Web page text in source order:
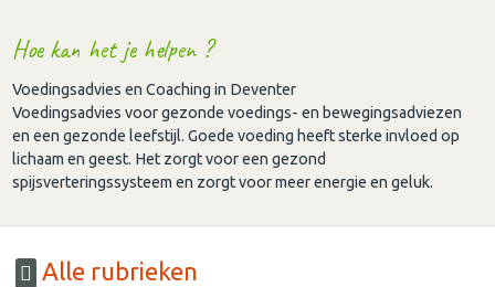
Hoe kan het je helpen ?
Voedingsadvies en Coaching in Deventer
Voedingsadvies voor gezonde voedings- en bewegingsadviezen
en een gezonde leefstijl. Goede voeding heeft sterke invloed op
lichaam en geest. Het zorgt voor een gezond
spijsverteringssysteem en zorgt voor meer energie en geluk.
Alle rubrieken